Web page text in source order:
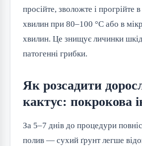
просійте, зволожте і прогрійте
хвилин при 80–100 °C або в
хвилин. Це знищує личинки
патогенні грибки.
Як розсадити
кактус: покрокова
За 5–7 днів до процедури
полив — сухий ґрунт легше